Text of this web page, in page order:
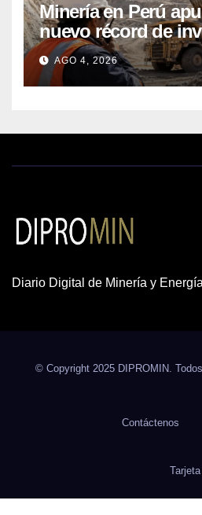
Minería en Perú
nuevo récord de
crecen los
insta a destrabar
AGO 4, 2026
Diario Digital de Minería y Energía
© Copyright 2025 DIPROMIN.
Contáctenos